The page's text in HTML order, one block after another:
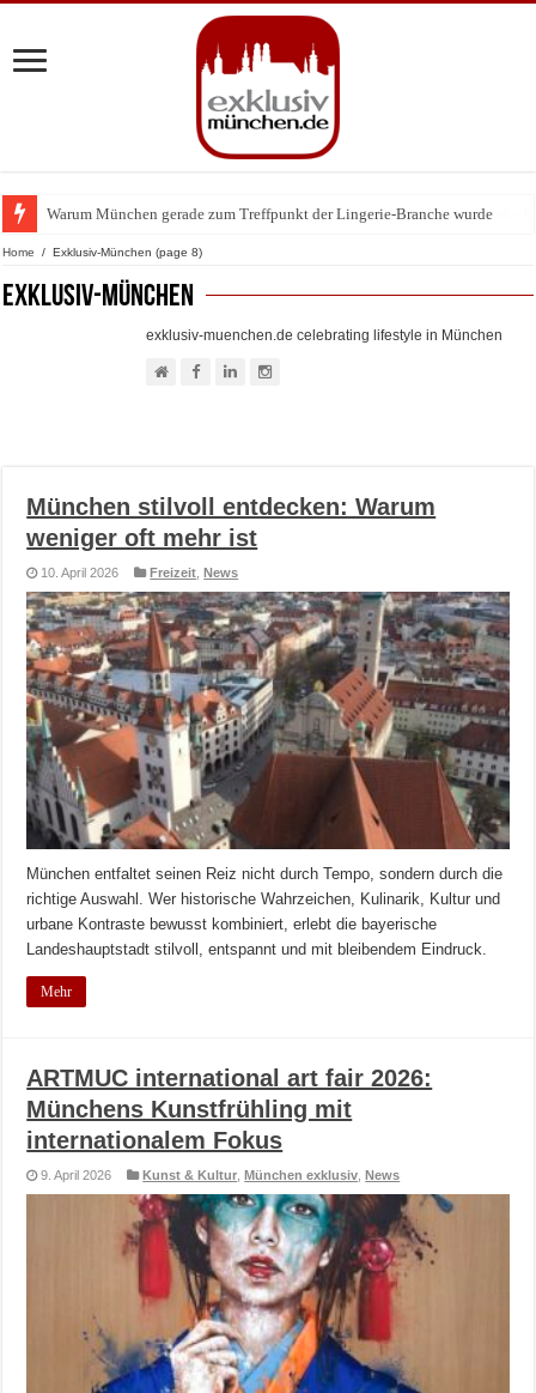
Warum München gerade zum Treffpunkt der Lingerie-Branche wurde
Home / Exklusiv-München (page 8)
Exklusiv-München
exklusiv-muenchen.de celebrating lifestyle in München
München stilvoll entdecken: Warum
weniger oft mehr ist
10. April 2026 Freizeit ,News
München entfaltet seinen Reiz nicht durch Tempo, sondern durch die
richtige Auswahl. Wer historische Wahrzeichen, Kulinarik, Kultur und
urbane Kontraste bewusst kombiniert, erlebt die bayerische
Landeshauptstadt stilvoll, entspannt und mit bleibendem Eindruck.
Mehr
ARTMUC international art fair 2026:
Münchens Kunstfrühling mit
internationalem Fokus
9. April 2026 Kunst & Kultur ,München exklusiv ,News